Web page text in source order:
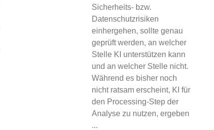
Sicherheits- bzw.
Datenschutzrisiken
einhergehen, sollte genau
geprüft werden, an welcher
Stelle KI unterstützen kann
und an welcher Stelle nicht.
Während es bisher noch
nicht ratsam erscheint, KI für
den Processing-Step der
Analyse zu nutzen, ergeben
...